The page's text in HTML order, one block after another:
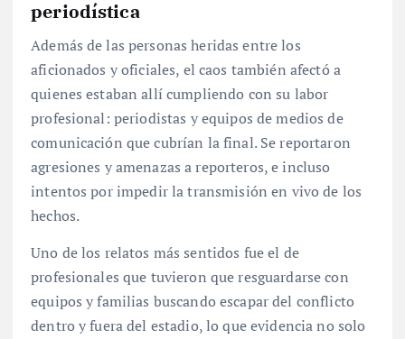
periodística
Además de las personas heridas entre los
aficionados y oficiales, el caos también afectó a
quienes estaban allí cumpliendo con su labor
profesional: periodistas y equipos de medios de
comunicación que cubrían la final. Se reportaron
agresiones y amenazas a reporteros, e incluso
intentos por impedir la transmisión en vivo de los
hechos.
Uno de los relatos más sentidos fue el de
profesionales que tuvieron que resguardarse con
equipos y familias buscando escapar del conflicto
dentro y fuera del estadio, lo que evidencia no solo